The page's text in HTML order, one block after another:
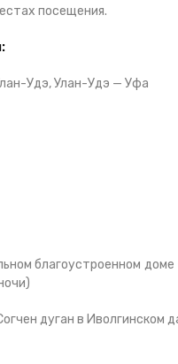
посещения.
Удэ, Улан-Удэ — Уфа
благоустроенном
дуган в